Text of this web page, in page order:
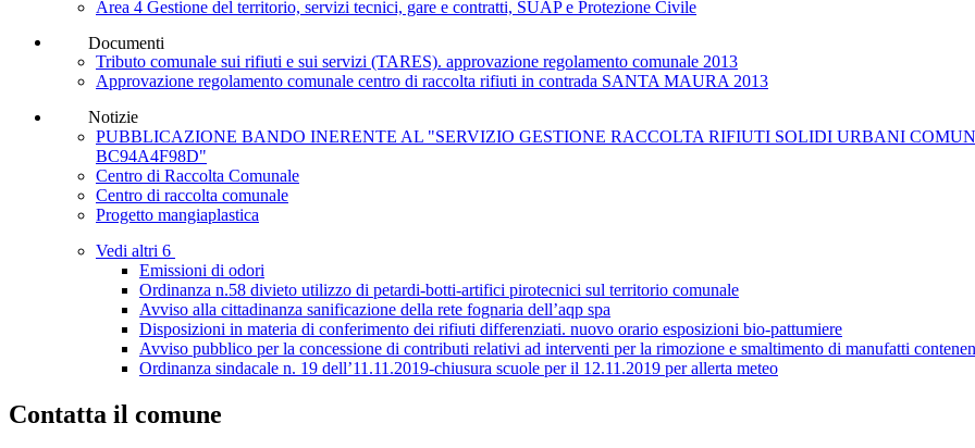
Area 4 Gestione del territorio, servizi tecnici, gare e contratti, SUAP e Protezione Civile
Documenti
Tributo comunale sui rifiuti e sui servizi (TARES). approvazione regolamento comunale 2013
Approvazione regolamento comunale centro di raccolta rifiuti in contrada SANTA MAURA 2013
Notizie
PUBBLICAZIONE BANDO INERENTE AL "SERVIZIO GESTIONE RACCOLTA RIFIUTI SOLIDI URBANI
BC94A4F98D"
Centro di Raccolta Comunale
Centro di raccolta comunale
Progetto mangiaplastica
Vedi altri 6
Emissioni di odori
Ordinanza n.58 divieto utilizzo di petardi-botti-artifici pirotecnici sul territorio comunale
Avviso alla cittadinanza sanificazione della rete fognaria dell’aqp spa
Disposizioni in materia di conferimento dei rifiuti differenziati. nuovo orario esposizioni bio-pattumiere
Avviso pubblico per la concessione di contributi relativi ad interventi per la rimozione e smaltimento di manufatti
Ordinanza sindacale n. 19 dell’11.11.2019-chiusura scuole per il 12.11.2019 per allerta meteo
Contatta il comune